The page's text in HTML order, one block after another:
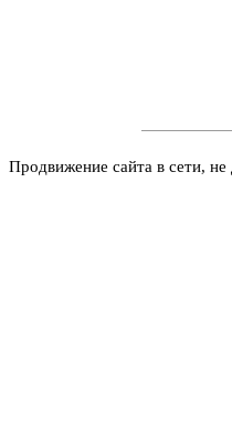
Продвижение сайта в сети, не